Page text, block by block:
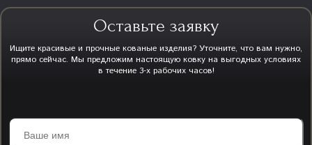
Оставьте заявку
Ищите красивые и прочные кованые изделия? Уточните, что вам нужно,
прямо сейчас. Мы предложим настоящую ковку на выгодных условиях
в течение 3-х рабочих часов!